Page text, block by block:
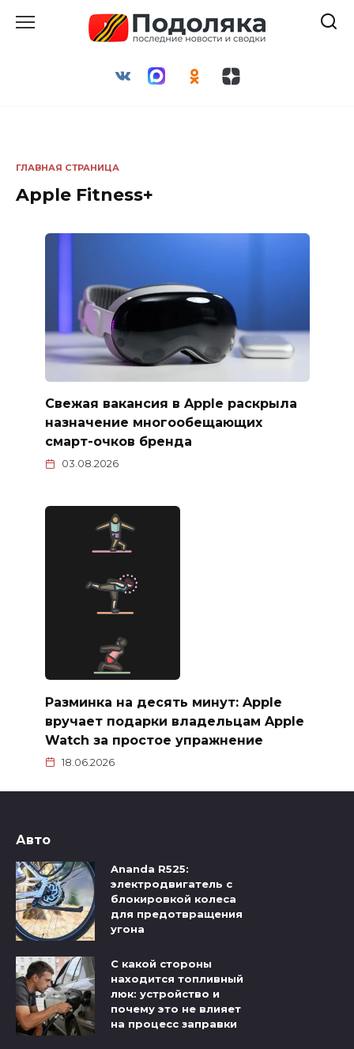
ГЛАВНАЯ СТРАНИЦА
Apple Fitness+
Свежая вакансия в Apple раскрыла
назначение многообещающих
смарт-очков бренда
03.08.2026
Разминка на десять минут: Apple
вручает подарки владельцам Apple
Watch за простое упражнение
18.06.2026
Авто
Ananda R525:
электродвигатель с
блокировкой колеса
для предотвращения
угона
С какой стороны
находится топливный
люк: устройство и
почему это не влияет
на процесс заправки